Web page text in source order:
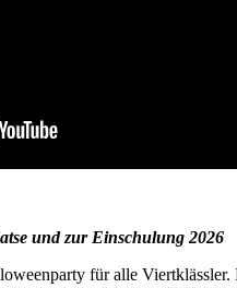
und zur Einschulung 2026
für alle